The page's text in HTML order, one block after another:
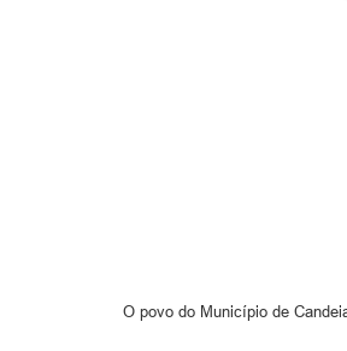
O povo do Município de